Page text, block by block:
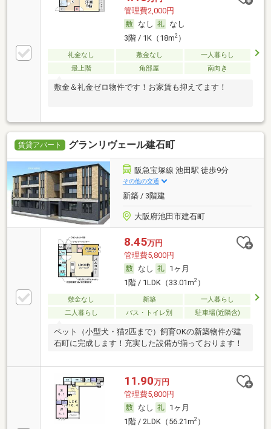
管理費2,000円
なし
なし
3階 / 1K（18m2）
礼金なし 敷金なし
一人暮らし
最上階
角部屋 南向き
敷金＆礼金ゼロ物件です！お家賃も抑えてます！
賃貸アパート グランリヴェール建石町
阪急宝塚線 池田駅 徒歩9分
その他の交通
新築 / 3階建
大阪府池田市建石町
8.45万円
管理費5,800円
なし
1ヶ月
1階 / 1LDK（33.01m2）
敷金なし 新築
一人暮らし
二人暮らし
バス・トイレ別 駐車場(近隣含)
ペット（小型犬・猫2匹まで）飼育OKの新築物件が建
石町に完成します！充実した設備が揃っております！
11.90万円
管理費5,800円
なし
1ヶ月
1階 / 2LDK（56.21m2）